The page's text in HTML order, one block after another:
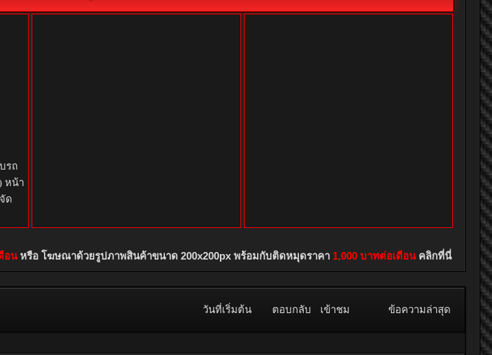
รถ
หน้า
ด
อนหรือ โฆษณาด้วยรูปภาพสินค้าขนาด 200x200px พร้อมกับติดหมุดราคา 1,000 บาทต่อเดือนคลิกที่นี่
วันที่เริ่มต้น ตอบกลับ เข้าชม ข้อความล่าสุด